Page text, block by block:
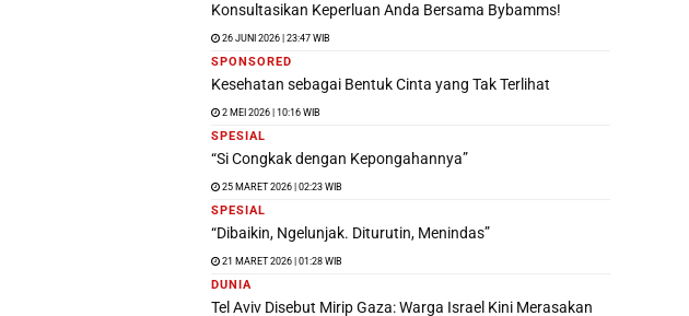
Konsultasikan Keperluan Anda Bersama Bybamms!
26 JUNI 2026 | 23:47 WIB
SPONSORED
Kesehatan sebagai Bentuk Cinta yang Tak Terlihat
2 MEI 2026 | 10:16 WIB
SPESIAL
“Si Congkak dengan Kepongahannya”
25 MARET 2026 | 02:23 WIB
SPESIAL
“Dibaikin, Ngelunjak. Diturutin, Menindas”
21 MARET 2026 | 01:28 WIB
DUNIA
Tel Aviv Disebut Mirip Gaza: Warga Israel Kini Merasakan